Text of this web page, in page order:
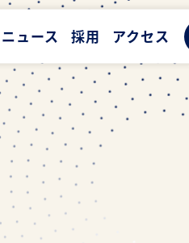
ニュース 採用 アクセス